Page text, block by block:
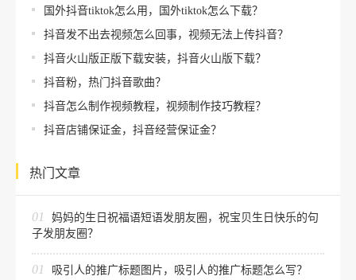
国外抖音tiktok怎么用，国外tiktok怎么下载？
抖音发不出去视频怎么回事，视频无法上传抖音？
抖音火山版正版下载安装，抖音火山版下载？
抖音粉，热门抖音歌曲？
抖音怎么制作视频教程，视频制作技巧教程？
抖音店铺保证金，抖音经营保证金？
热门文章
01
妈妈的生日祝福语短语发朋友圈，祝宝贝生日快乐的句
子发朋友圈？
01 吸引人的推广标题图片，吸引人的推广标题怎么写？